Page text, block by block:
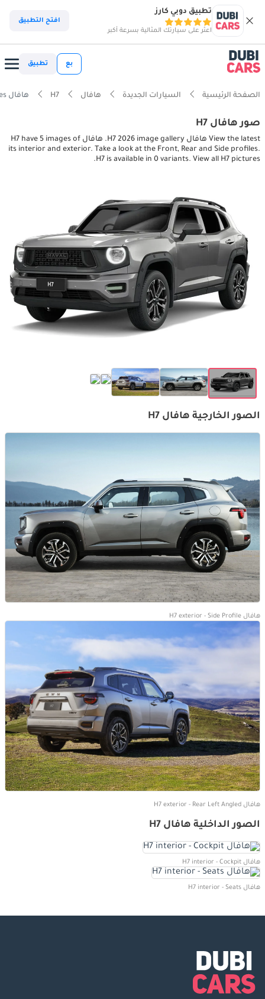
تطبيق دوبي كارز
اعثر على سيارتك المثالية بسرعة أكبر
افتح التطبيق
بع تطبيق
الصفحة الرئيسية السيارات الجديدة هافال H7 هافال H7 interior, exterior pictures
صور هافال H7
View the latest هافال H7 2026 image gallery. هافال H7 have 5 images of
its interior and exterior. Take a look at the Front, Rear and Side profiles.
H7 is available in 0 variants. View all H7 pictures.
الصور الخارجية هافال H7
هافال H7 exterior - Side Profile
هافال H7 exterior - Rear Left Angled
الصور الداخلية هافال H7
هافال H7 interior - Cockpit
هافال H7 interior - Seats